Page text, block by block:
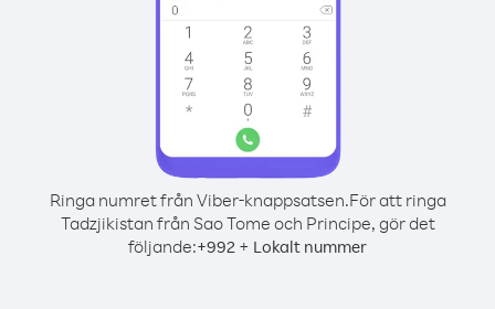
Ringa numret från Viber-knappsatsen.För att ringa
Tadzjikistan från Sao Tome och Principe, gör det
följande:+992 + Lokalt nummer